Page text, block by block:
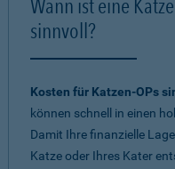
Wann ist eine
sinnvoll?
Kosten für Katzen-OPs
können schnell in einen
Damit Ihre finanzielle
Katze oder Ihres Kater